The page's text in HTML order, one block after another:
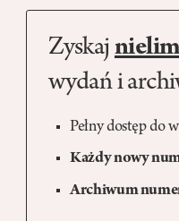
Zyskaj
wydań i
Pełny dostęp do
Każdy nowy
Archiwum